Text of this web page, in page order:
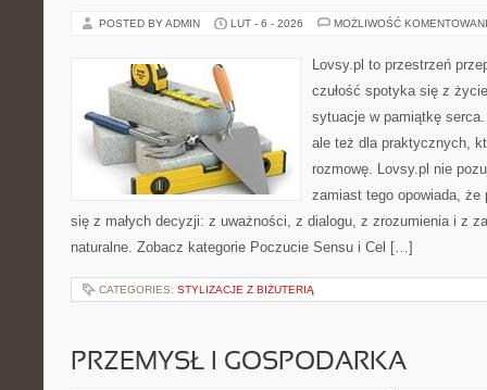
POSTED BY ADMIN LUT - 6 - 2026 MOŻLIWOŚĆ
Lovsy.pl to przestrzeń
czułość spotyka się z
sytuacje w pamiątkę
ale też dla praktycznych,
rozmowę. Lovsy.pl nie
zamiast tego opowiada, że
się z małych decyzji: z uważności, z dialogu, z zrozumienia i z
naturalne. Zobacz kategorie Poczucie Sensu i Cel […]
CATEGORIES: STYLIZACJE Z BIŻUTERIĄ
PRZEMYSŁ I GOSPODARKA